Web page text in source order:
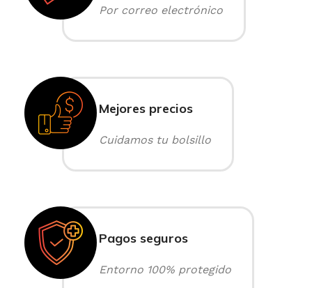
Por correo electrónico
Mejores precios
Cuidamos tu bolsillo
Pagos seguros
Entorno 100% protegido